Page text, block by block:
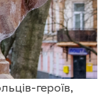
героїв,